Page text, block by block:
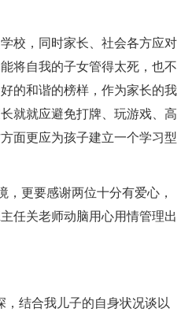
校，同时家长、社会各方应对
将自我的子女管得太死，也不
的和谐的榜样，作为家长的我
就就应避免打牌、玩游戏、高
面更应为孩子建立一个学习型
更要感谢两位十分有爱心，
任关老师动脑用心用情管理出
结合我儿子的自身状况谈以